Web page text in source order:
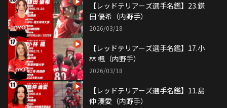
【レッドテリアーズ選手名鑑】23.鎌
田 優希（内野手）
2026/03/18
【レッドテリアーズ選手名鑑】17.小
林 楓（内野手）
2026/03/18
【レッドテリアーズ選手名鑑】11.島
仲 湊愛（内野手）